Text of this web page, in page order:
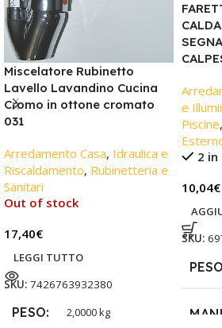
Miscelatore Rubinetto
Lavello Lavandino Cucina
Cromo in ottone cromato
031
Arredamento Casa, Idraulica e
Riscaldamento, Rubinetteria e
Sanitari
Out of stock
17,40€
LEGGI TUTTO
SKU: 7426763932380
PESO 2,0000 kg
e
Piscine,
2
10,04€
SKU:
PESO